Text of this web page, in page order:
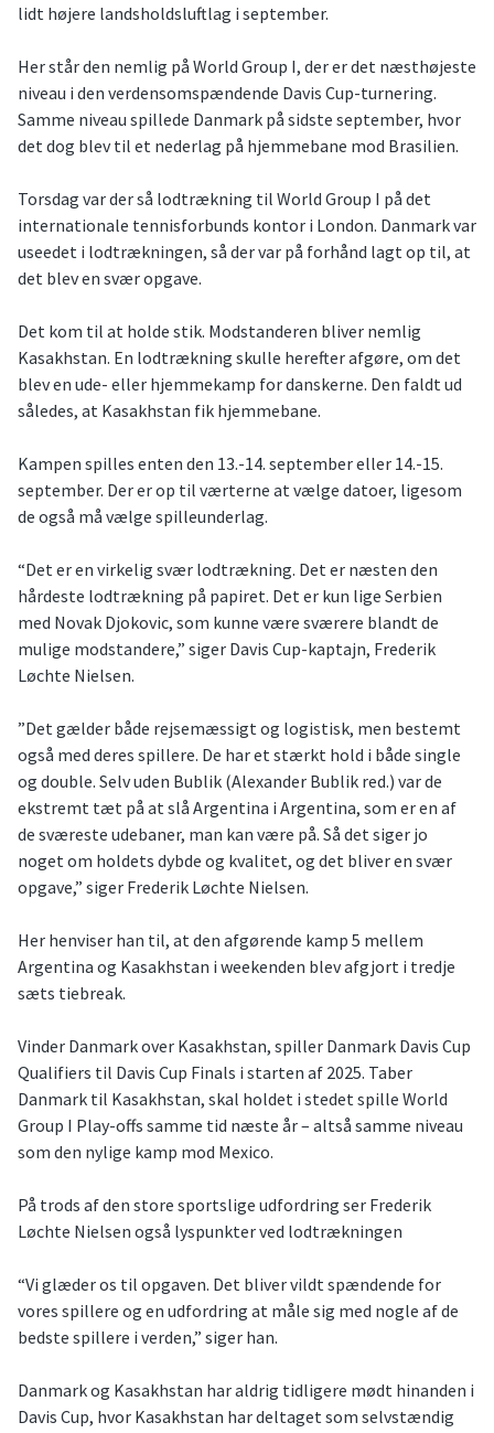
lidt højere landsholdsluftlag i september.
Her står den nemlig på World Group I, der er det næsthøjeste
niveau i den verdensomspændende Davis Cup-turnering.
Samme niveau spillede Danmark på sidste september, hvor
det dog blev til et nederlag på hjemmebane mod Brasilien.
Torsdag var der så lodtrækning til World Group I på det
internationale tennisforbunds kontor i London. Danmark var
useedet i lodtrækningen, så der var på forhånd lagt op til, at
det blev en svær opgave.
Det kom til at holde stik. Modstanderen bliver nemlig
Kasakhstan. En lodtrækning skulle herefter afgøre, om det
blev en ude- eller hjemmekamp for danskerne. Den faldt ud
således, at Kasakhstan fik hjemmebane.
Kampen spilles enten den 13.-14. september eller 14.-15.
september. Der er op til værterne at vælge datoer, ligesom
de også må vælge spilleunderlag.
“Det er en virkelig svær lodtrækning. Det er næsten den
hårdeste lodtrækning på papiret. Det er kun lige Serbien
med Novak Djokovic, som kunne være sværere blandt de
mulige modstandere,” siger Davis Cup-kaptajn, Frederik
Løchte Nielsen.
”Det gælder både rejsemæssigt og logistisk, men bestemt
også med deres spillere. De har et stærkt hold i både single
og double. Selv uden Bublik (Alexander Bublik red.) var de
ekstremt tæt på at slå Argentina i Argentina, som er en af
de sværeste udebaner, man kan være på. Så det siger jo
noget om holdets dybde og kvalitet, og det bliver en svær
opgave,” siger Frederik Løchte Nielsen.
Her henviser han til, at den afgørende kamp 5 mellem
Argentina og Kasakhstan i weekenden blev afgjort i tredje
sæts tiebreak.
Vinder Danmark over Kasakhstan, spiller Danmark Davis Cup
Qualifiers til Davis Cup Finals i starten af 2025. Taber
Danmark til Kasakhstan, skal holdet i stedet spille World
Group I Play-offs samme tid næste år – altså samme niveau
som den nylige kamp mod Mexico.
På trods af den store sportslige udfordring ser Frederik
Løchte Nielsen også lyspunkter ved lodtrækningen
“Vi glæder os til opgaven. Det bliver vildt spændende for
vores spillere og en udfordring at måle sig med nogle af de
bedste spillere i verden,” siger han.
Danmark og Kasakhstan har aldrig tidligere mødt hinanden i
Davis Cup, hvor Kasakhstan har deltaget som selvstændig